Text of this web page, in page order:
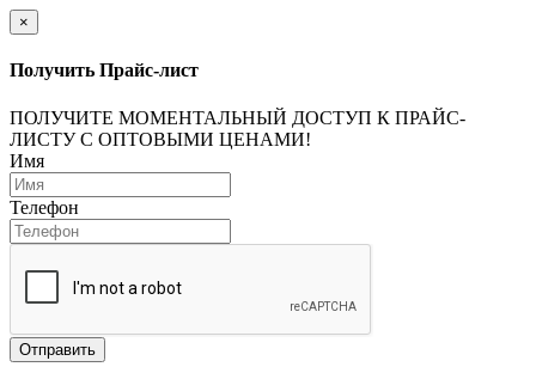
×
Получить Прайс-лист
ПОЛУЧИТЕ МОМЕНТАЛЬНЫЙ ДОСТУП К ПРАЙС-
ЛИСТУ С ОПТОВЫМИ ЦЕНАМИ!
Имя
Телефон
Отправить